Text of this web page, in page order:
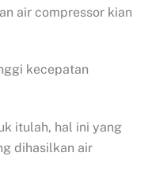
air compressor kian
kecepatan
itulah, hal ini yang
dihasilkan air